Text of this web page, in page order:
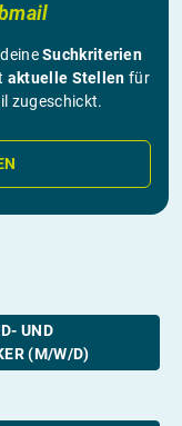
Suchkriterien
aktuelle Stellen für
zugeschickt.
UND
(M/W/D)